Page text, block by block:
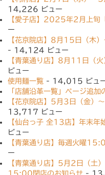
14,226 ビュー
【愛子店】2025年2月上旬
ー
【花京院店】8月15日（木
- 14,124 ビュー
【青葉通り店】8月11日（
ビュー
使用麺一覧 - 14,015 ビュ
「店舗沿革一覧」ページ追加
【花京院店】5月3日（金）
13,717 ビュー
【仙台っ子 全13店】年末年
ビュー
【青葉通り店】毎週火曜
ー
【青葉通り店】5月2日（土
15:00閉店のお知らせ -